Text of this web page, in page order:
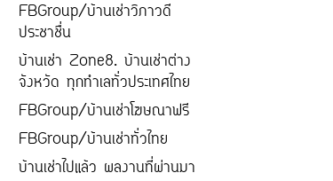
FBGroup/บ้านเช่าวิภาวดี
ประชาชื่น
บ้านเช่า Zone8. บ้านเช่าต่าง
จังหวัด ทุกทำเลทั่วประเทศไทย
FBGroup/บ้านเช่าโฆษณาฟรี
FBGroup/บ้านเช่าทั่วไทย
บ้านเช่าไปแล้ว ผลงานที่ผ่านมา